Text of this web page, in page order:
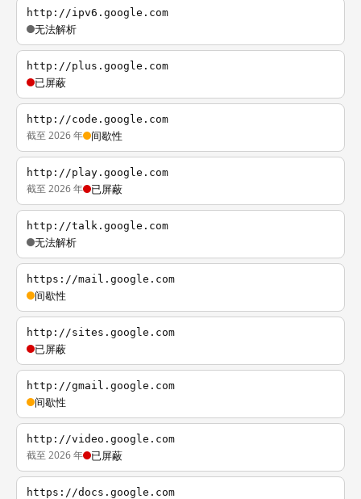
http://ipv6.google.com
无法解析
http://plus.google.com
已屏蔽
http://code.google.com
截至 2026 年 间歇性
http://play.google.com
截至 2026 年 已屏蔽
http://talk.google.com
无法解析
https://mail.google.com
间歇性
http://sites.google.com
已屏蔽
http://gmail.google.com
间歇性
http://video.google.com
截至 2026 年 已屏蔽
https://docs.google.com